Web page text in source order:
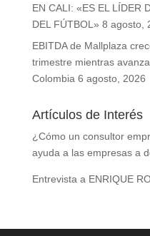
EN CALI: «ES EL LÍDER
DEL FÚTBOL» 8 agosto,
EBITDA de Mallplaza
trimestre mientras
Colombia 6 agosto, 2026
Artículos de Interés
¿Cómo un consultor
ayuda a las empresas a
Entrevista a ENRIQUE